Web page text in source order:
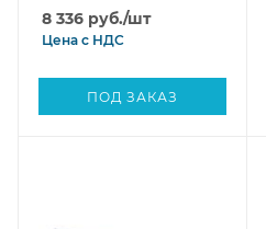
8 336 руб./шт
Цена с НДС
ПОД ЗАКАЗ